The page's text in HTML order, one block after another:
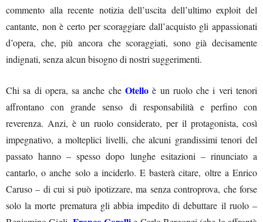
commento alla recente notizia dell’uscita dell’ultimo exploit del
cantante, non è certo per scoraggiare dall’acquisto gli appassionati
d’opera, che, più ancora che scoraggiati, sono già decisamente
indignati, senza alcun bisogno di nostri suggerimenti.
Chi sa di opera, sa anche che Otello è un ruolo che i veri tenori
affrontano con grande senso di responsabilità e perfino con
reverenza. Anzi, è un ruolo considerato, per il protagonista, così
impegnativo, a molteplici livelli, che alcuni grandissimi tenori del
passato hanno – spesso dopo lunghe esitazioni – rinunciato a
cantarlo, o anche solo a inciderlo. E basterà citare, oltre a Enrico
Caruso – di cui si può ipotizzare, ma senza controprova, che forse
solo la morte prematura gli abbia impedito di debuttare il ruolo –